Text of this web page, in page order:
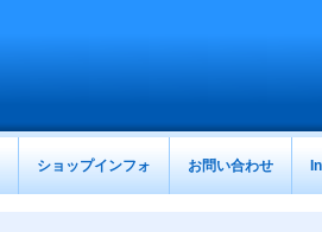
ショップインフォ お問い合わせ